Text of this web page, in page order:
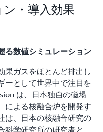
・導入効果
る数値シミュレーション
果ガスをほとんど排出し
ーとして世界中で注目を
は、日本独自の磁場
による核融合炉を開発す
は、日本の核融合研究の
学研究所の研究者と、